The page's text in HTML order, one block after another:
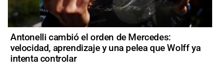
Antonelli cambió el orden de Mercedes:
velocidad, aprendizaje y una pelea que Wolff ya
intenta controlar